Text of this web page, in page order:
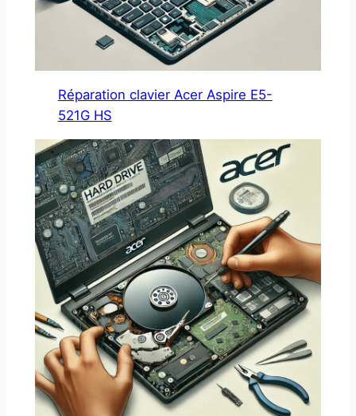
Réparation clavier Acer Aspire E5-
521G HS